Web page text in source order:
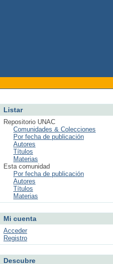
Listar
Repositorio UNAC
Comunidades & Colecciones
Por fecha de publicación
Autores
Títulos
Materias
Esta comunidad
Por fecha de publicación
Autores
Títulos
Materias
Mi cuenta
Acceder
Registro
Descubre